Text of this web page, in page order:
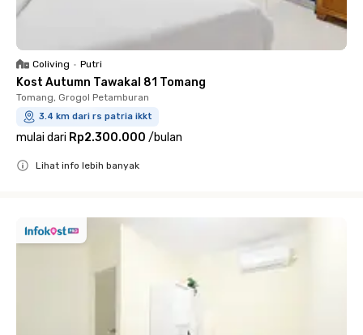
Coliving • Putri
Kost Autumn Tawakal 81 Tomang
Tomang, Grogol Petamburan
3.4 km dari rs patria ikkt
mulai dari Rp2.300.000 /bulan
Lihat info lebih banyak